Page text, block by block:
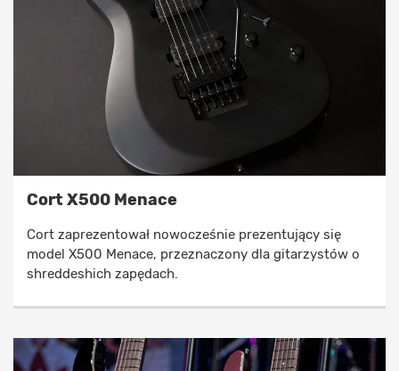
Cort X500 Menace
Cort zaprezentował nowocześnie prezentujący się
model X500 Menace, przeznaczony dla gitarzystów o
shreddeshich zapędach.